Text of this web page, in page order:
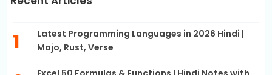
Latest Programming Languages in 2026 Hindi |
Mojo, Rust, Verse